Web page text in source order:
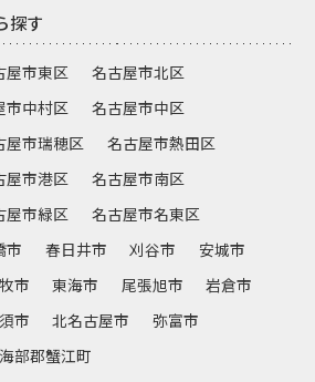
探す
屋市東区
名古屋市北区
市中村区
名古屋市中区
屋市瑞穂区
名古屋市熱田区
屋市港区
名古屋市南区
屋市緑区
名古屋市名東区
市 春日井市 刈谷市
安城市
市 東海市 尾張旭市
岩倉市
市 北名古屋市
弥富市
海部郡蟹江町